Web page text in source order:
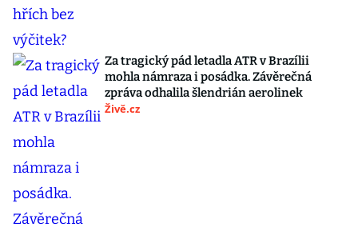
Za tragický pád letadla ATR v Brazílii
mohla námraza i posádka. Závěrečná
zpráva odhalila šlendrián aerolinek
Živě.cz